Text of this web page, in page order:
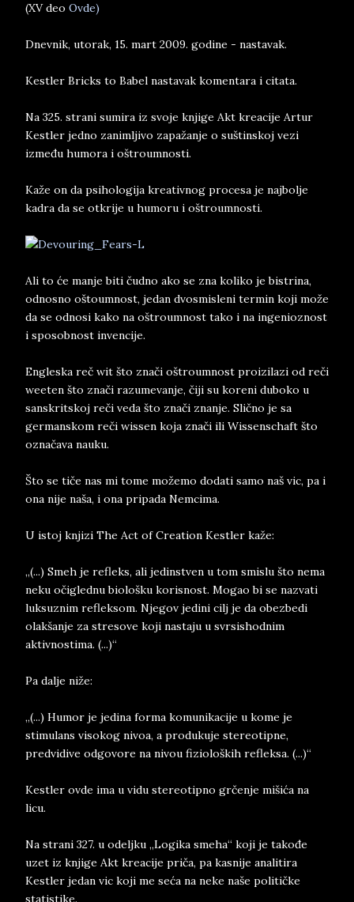
(XV deo Ovde)
Dnevnik, utorak, 15. mart 2009. godine - nastavak.
Kestler Bricks to Babel nastavak komentara i citata.
Na 325. strani sumira iz svoje knjige Akt kreacije Artur
Kestler jedno zanimljivo zapažanje o suštinskoj vezi
između humora i oštroumnosti.
Kaže on da psihologija kreativnog procesa je najbolje
kadra da se otkrije u humoru i oštroumnosti.
Ali to će manje biti čudno ako se zna koliko je bistrina,
odnosno oštoumnost, jedan dvosmisleni termin koji može
da se odnosi kako na oštroumnost tako i na ingenioznost
i sposobnost invencije.
Engleska reč wit što znači oštroumnost proizilazi od reči
weeten što znači razumevanje, čiji su koreni duboko u
sanskritskoj reči veda što znači znanje. Slično je sa
germanskom reči wissen koja znači ili Wissenschaft što
označava nauku.
Što se tiče nas mi tome možemo dodati samo naš vic, pa i
ona nije naša, i ona pripada Nemcima.
U istoj knjizi The Act of Creation Kestler kaže:
„(...) Smeh je refleks, ali jedinstven u tom smislu što nema
neku očiglednu biološku korisnost. Mogao bi se nazvati
luksuznim refleksom. Njegov jedini cilj je da obezbedi
olakšanje za stresove koji nastaju u svrsishodnim
aktivnostima. (...)“
Pa dalje niže:
„(...) Humor je jedina forma komunikacije u kome je
stimulans visokog nivoa, a produkuje stereotipne,
predvidive odgovore na nivou fizioloških refleksa. (...)“
Kestler ovde ima u vidu stereotipno grčenje mišića na
licu.
Na strani 327. u odeljku „Logika smeha“ koji je takođe
uzet iz knjige Akt kreacije priča, pa kasnije analitira
Kestler jedan vic koji me seća na neke naše političke
statistike.